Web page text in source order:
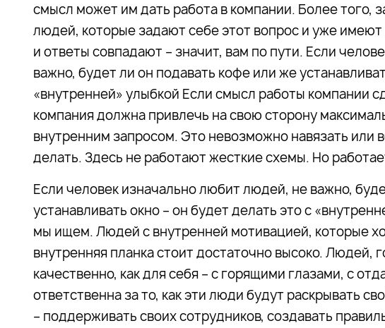
смысл может им дать работа в компании. Более того,
людей, которые задают себе этот вопрос и уже
и ответы совпадают – значит, вам по пути. Если
важно, будет ли он подавать кофе или же
«внутренней» улыбкой Если смысл работы компании
компания должна привлечь на свою сторону
внутренним запросом. Это невозможно навязать или
делать. Здесь не работают жесткие схемы. Но
Если человек изначально любит людей, не важно,
устанавливать окно – он будет делать это с
мы ищем. Людей с внутренней мотивацией, которые
внутренняя планка стоит достаточно высоко. Людей,
качественно, как для себя – с горящими глазами, с
ответственна за то, как эти люди будут раскрывать
– поддерживать своих сотрудников, создавать